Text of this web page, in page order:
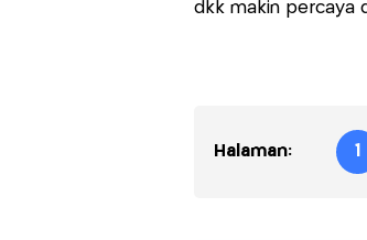
dkk makin percaya
Halaman: 1